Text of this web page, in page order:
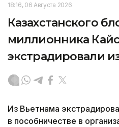
18:16, 06 Августа 2026
Казахстанского
миллионника
экстрадировали
Из Вьетнама
в пособничестве в